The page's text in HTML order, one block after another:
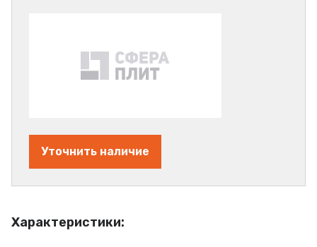
Характеристики:
Уточнить наличие